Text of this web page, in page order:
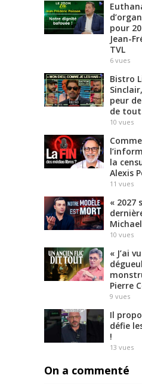
pour
Jean-
TVL
6 vues
Bistro
peur
de
10 vues
la
Alexis
11 vues
« 2027
10 vues
« J’ai
Pierre
9 vues
Il
défie
!
13 vues
On a commenté